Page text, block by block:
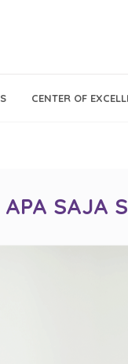
Call
CENTER OF
SAJA